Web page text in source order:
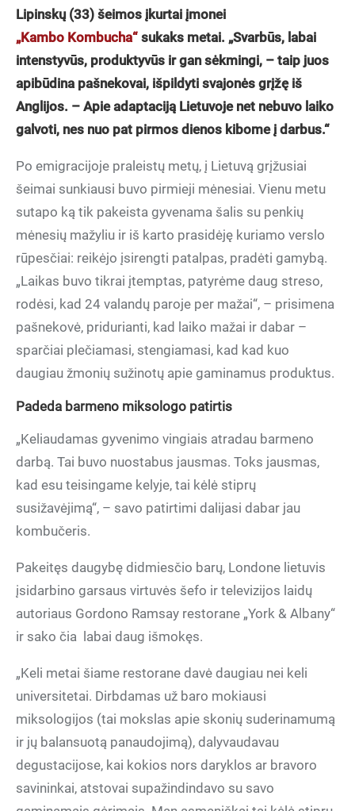
Lipinskų (33) šeimos įkurtai įmonei
„Kambo Kombucha“ sukaks metai. „Svarbūs, labai
intenstyvūs, produktyvūs ir gan sėkmingi, – taip juos
apibūdina pašnekovai, išpildyti svajonės grįžę iš
Anglijos. – Apie adaptaciją Lietuvoje net nebuvo laiko
galvoti, nes nuo pat pirmos dienos kibome į darbus.“
Po emigracijoje praleistų metų, į Lietuvą grįžusiai
šeimai sunkiausi buvo pirmieji mėnesiai. Vienu metu
sutapo ką tik pakeista gyvenama šalis su penkių
mėnesių mažyliu ir iš karto prasidėję kuriamo verslo
rūpesčiai: reikėjo įsirengti patalpas, pradėti gamybą.
„Laikas buvo tikrai įtemptas, patyrėme daug streso,
rodėsi, kad 24 valandų paroje per mažai“, – prisimena
pašnekovė, pridurianti, kad laiko mažai ir dabar –
sparčiai plečiamasi, stengiamasi, kad kad kuo
daugiau žmonių sužinotų apie gaminamus produktus.
Padeda barmeno miksologo patirtis
„Keliaudamas gyvenimo vingiais atradau barmeno
darbą. Tai buvo nuostabus jausmas. Toks jausmas,
kad esu teisingame kelyje, tai kėlė stiprų
susižavėjimą“, – savo patirtimi dalijasi dabar jau
kombučeris.
Pakeitęs daugybę didmiesčio barų, Londone lietuvis
įsidarbino garsaus virtuvės šefo ir televizijos laidų
autoriaus Gordono Ramsay restorane „York & Albany“
ir sako čia labai daug išmokęs.
„Keli metai šiame restorane davė daugiau nei keli
universitetai. Dirbdamas už baro mokiausi
miksologijos (tai mokslas apie skonių suderinamumą
ir jų balansuotą panaudojimą), dalyvaudavau
degustacijose, kai kokios nors daryklos ar bravoro
savininkai, atstovai supažindindavo su savo